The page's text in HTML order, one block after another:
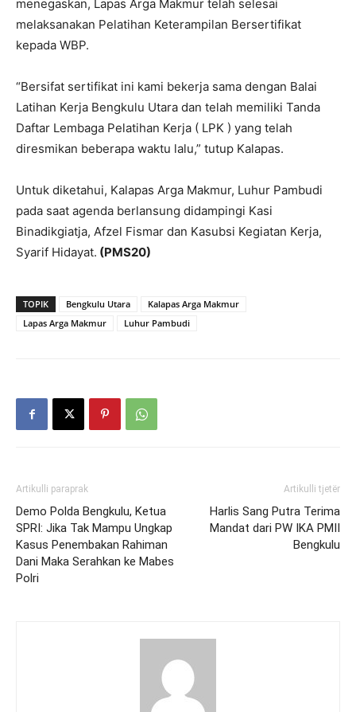
menegaskan, Lapas Arga Makmur telah selesai
melaksanakan Pelatihan Keterampilan Bersertifikat
kepada WBP.
“Bersifat sertifikat ini kami bekerja sama dengan Balai
Latihan Kerja Bengkulu Utara dan telah memiliki Tanda
Daftar Lembaga Pelatihan Kerja ( LPK ) yang telah
diresmikan beberapa waktu lalu,” tutup Kalapas.
Untuk diketahui, Kalapas Arga Makmur, Luhur Pambudi
pada saat agenda berlansung didampingi Kasi
Binadikgiatja, Afzel Fismar dan Kasubsi Kegiatan Kerja,
Syarif Hidayat. (PMS20)
TOPIK Bengkulu Utara
Kalapas Arga Makmur
Lapas Arga Makmur
Luhur Pambudi
Artikulli paraprak
Demo Polda Bengkulu, Ketua
SPRI: Jika Tak Mampu Ungkap
Kasus Penembakan Rahiman
Dani Maka Serahkan ke Mabes
Polri
Artikulli tjetër
Harlis Sang Putra Terima
Mandat dari PW IKA PMII
Bengkulu